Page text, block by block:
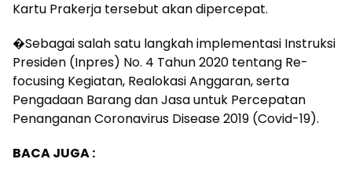
Kartu Prakerja tersebut akan dipercepat.
�Sebagai salah satu langkah implementasi Instruksi
Presiden (Inpres) No. 4 Tahun 2020 tentang Re-
focusing Kegiatan, Realokasi Anggaran, serta
Pengadaan Barang dan Jasa untuk Percepatan
Penanganan Coronavirus Disease 2019 (Covid-19).
BACA JUGA :